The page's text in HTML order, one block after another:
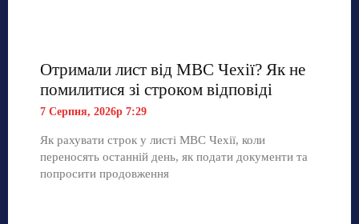
Отримали лист від МВС Чехії? Як не
помилитися зі строком відповіді
7 Серпня, 2026р 7:29
Як рахувати строк у листі МВС Чехії, коли
переносять останній день, як подати документи та
попросити продовження